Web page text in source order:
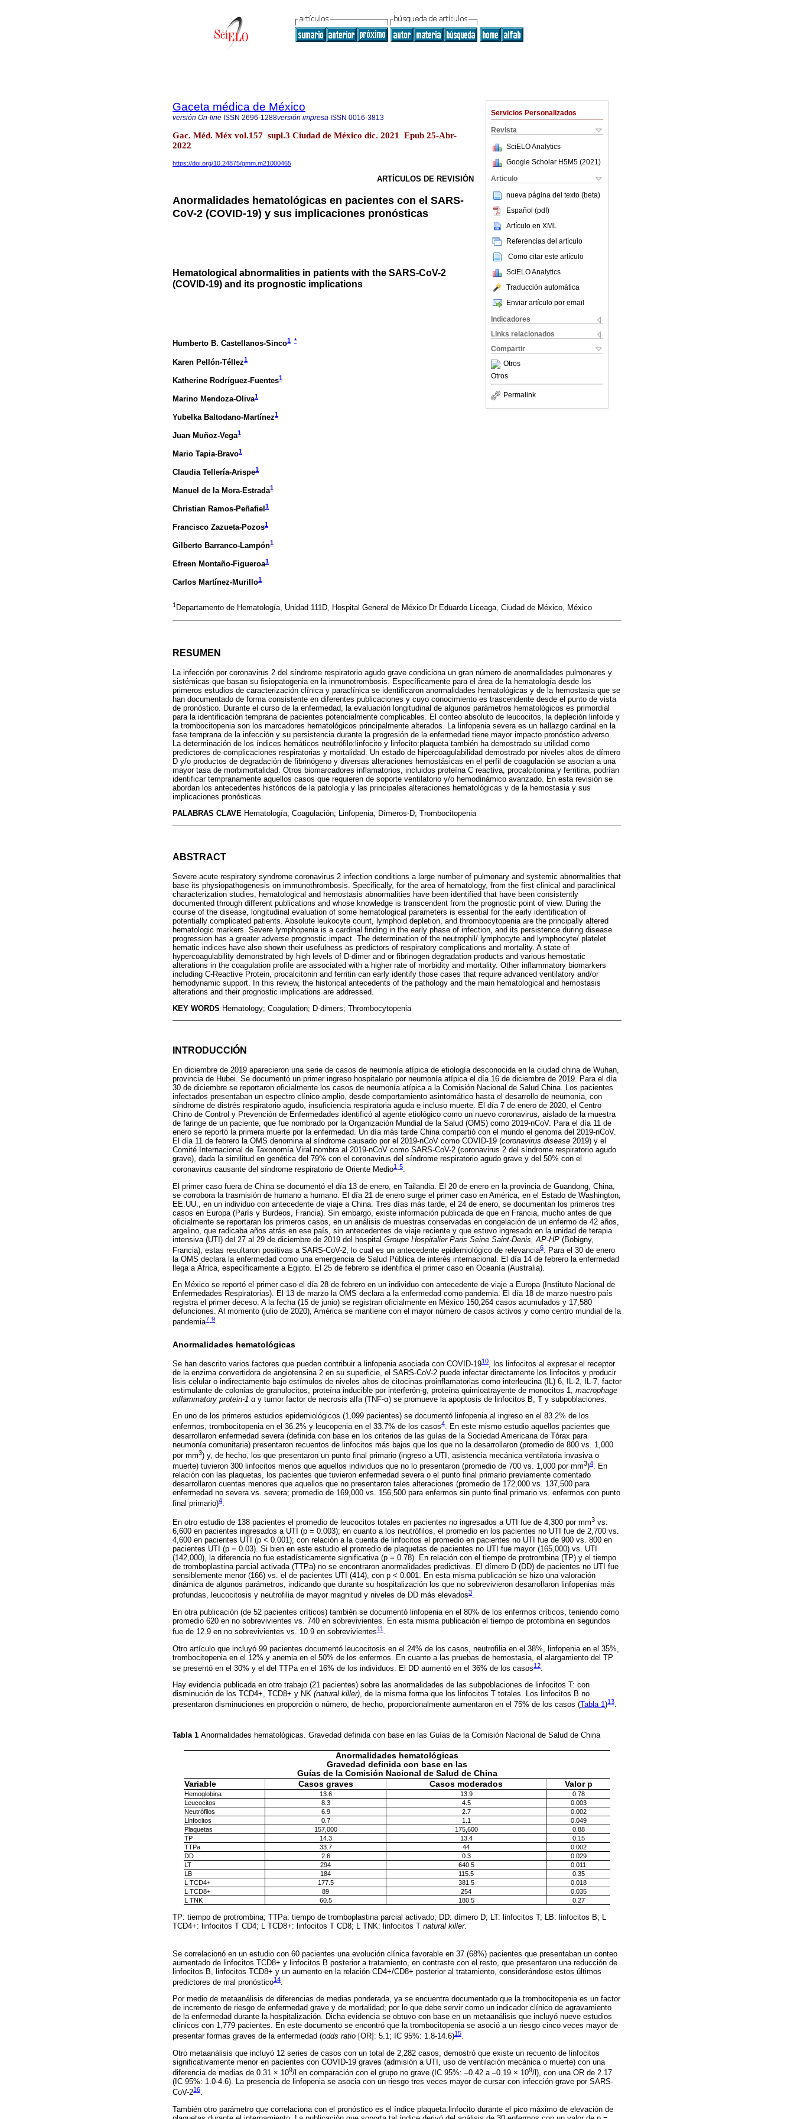
Servicios Personalizados
Revista
SciELO Analytics
Google Scholar H5M5 (2021 )
Articulo
nueva página del texto (beta)
Español (pdf)
Artículo en XML
Referencias del artículo
Como citar este artículo
SciELO Analytics
Traducción automática
Enviar artículo por email
Indicadores
Links relacionados
Compartir
Otros
Otros
Permalink
Gaceta médica de México
versión On-line ISSN 2696-1288versión impresa ISSN 0016-3813
Gac. Méd. Méx vol.157 supl.3 Ciudad de México dic. 2021 Epub 25-Abr-
2022
https://doi.org/10.24875/gmm.m21000465
ARTÍCULOS DE REVISIÓN
Anormalidades hematológicas en pacientes con el SARS-
CoV-2 (COVID-19) y sus implicaciones pronósticas
Hematological abnormalities in patients with the SARS-CoV-2
(COVID-19) and its prognostic implications
Humberto B. Castellanos-Sinco1 *
Karen Pellón-Téllez1
Katherine Rodríguez-Fuentes1
Marino Mendoza-Oliva1
Yubelka Baltodano-Martínez1
Juan Muñoz-Vega1
Mario Tapia-Bravo1
Claudia Tellería-Arispe1
Manuel de la Mora-Estrada1
Christian Ramos-Peñafiel 1
Francisco Zazueta-Pozos1
Gilberto Barranco-Lampón1
Efreen Montaño-Figueroa1
Carlos Martínez-Murillo1
1 Departamento de Hematología, Unidad 111D, Hospital General de México Dr Eduardo Liceaga, Ciudad de México, México
RESUMEN
La infección por coronavirus 2 del síndrome respiratorio agudo grave condiciona un gran número de anormalidades pulmonares y
sistémicas que basan su fisiopatogenia en la inmunotrombosis. Específicamente para el área de la hematología desde los
primeros estudios de caracterización clínica y paraclínica se identificaron anormalidades hematológicas y de la hemostasia que se
han documentado de forma consistente en diferentes publicaciones y cuyo conocimiento es trascendente desde el punto de vista
de pronóstico. Durante el curso de la enfermedad, la evaluación longitudinal de algunos parámetros hematológicos es primordial
para la identificación temprana de pacientes potencialmente complicables. El conteo absoluto de leucocitos, la depleción linfoide y
la trombocitopenia son los marcadores hematológicos principalmente alterados. La linfopenia severa es un hallazgo cardinal en la
fase temprana de la infección y su persistencia durante la progresión de la enfermedad tiene mayor impacto pronóstico adverso.
La determinación de los índices hemáticos neutrófilo:linfocito y linfocito:plaqueta también ha demostrado su utilidad como
predictores de complicaciones respiratorias y mortalidad. Un estado de hipercoagulabilidad demostrado por niveles altos de dímero
D y/o productos de degradación de fibrinógeno y diversas alteraciones hemostásicas en el perfil de coagulación se asocian a una
mayor tasa de morbimortalidad. Otros biomarcadores inflamatorios, incluidos proteína C reactiva, procalcitonina y ferritina, podrían
identificar tempranamente aquellos casos que requieren de soporte ventilatorio y/o hemodinámico avanzado. En esta revisión se
abordan los antecedentes históricos de la patología y las principales alteraciones hematológicas y de la hemostasia y sus
implicaciones pronósticas.
PALABRAS CLAVE Hematología; Coagulación; Linfopenia; Dímeros-D; Trombocitopenia
ABSTRACT
Severe acute respiratory syndrome coronavirus 2 infection conditions a large number of pulmonary and systemic abnormalities that
base its physiopathogenesis on immunothrombosis. Specifically, for the area of hematology, from the first clinical and paraclinical
characterization studies, hematological and hemostasis abnormalities have been identified that have been consistently
documented through different publications and whose knowledge is transcendent from the prognostic point of view. During the
course of the disease, longitudinal evaluation of some hematological parameters is essential for the early identification of
potentially complicated patients. Absolute leukocyte count, lymphoid depletion, and thrombocytopenia are the principally altered
hematologic markers. Severe lymphopenia is a cardinal finding in the early phase of infection, and its persistence during disease
progression has a greater adverse prognostic impact. The determination of the neutrophil/ lymphocyte and lymphocyte/ platelet
hematic indices have also shown their usefulness as predictors of respiratory complications and mortality. A state of
hypercoagulability demonstrated by high levels of D-dimer and or fibrinogen degradation products and various hemostatic
alterations in the coagulation profile are associated with a higher rate of morbidity and mortality. Other inflammatory biomarkers
including C-Reactive Protein, procalcitonin and ferritin can early identify those cases that require advanced ventilatory and/or
hemodynamic support. In this review, the historical antecedents of the pathology and the main hematological and hemostasis
alterations and their prognostic implications are addressed.
KEY WORDS Hematology; Coagulation; D-dimers; Thrombocytopenia
INTRODUCCIÓN
En diciembre de 2019 aparecieron una serie de casos de neumonía atípica de etiología desconocida en la ciudad china de Wuhan,
provincia de Hubei. Se documentó un primer ingreso hospitalario por neumonía atípica el día 16 de diciembre de 2019. Para el día
30 de diciembre se reportaron oficialmente los casos de neumonía atípica a la Comisión Nacional de Salud China. Los pacientes
infectados presentaban un espectro clínico amplio, desde comportamiento asintomático hasta el desarrollo de neumonía, con
síndrome de distrés respiratorio agudo, insuficiencia respiratoria aguda e incluso muerte. El día 7 de enero de 2020, el Centro
Chino de Control y Prevención de Enfermedades identificó al agente etiológico como un nuevo coronavirus, aislado de la muestra
de faringe de un paciente, que fue nombrado por la Organización Mundial de la Salud (OMS) como 2019-nCoV. Para el día 11 de
enero se reportó la primera muerte por la enfermedad. Un día más tarde China compartió con el mundo el genoma del 2019-nCoV.
El día 11 de febrero la OMS denomina al síndrome causado por el 2019-nCoV como COVID-19 (coronavirus disease 2019) y el
Comité Internacional de Taxonomía Viral nombra al 2019-nCoV como SARS-CoV-2 (coronavirus 2 del síndrome respiratorio agudo
grave), dada la similitud en genética del 79% con el coronavirus del síndrome respiratorio agudo grave y del 50% con el
coronavirus causante del síndrome respiratorio de Oriente Medio1-5.
El primer caso fuera de China se documentó el día 13 de enero, en Tailandia. El 20 de enero en la provincia de Guandong, China,
se corrobora la trasmisión de humano a humano. El día 21 de enero surge el primer caso en América, en el Estado de Washington,
EE.UU., en un individuo con antecedente de viaje a China. Tres días más tarde, el 24 de enero, se documentan los primeros tres
casos en Europa (París y Burdeos, Francia). Sin embargo, existe información publicada de que en Francia, mucho antes de que
oficialmente se reportaran los primeros casos, en un análisis de muestras conservadas en congelación de un enfermo de 42 años,
argelino, que radicaba años atrás en ese país, sin antecedentes de viaje reciente y que estuvo ingresado en la unidad de terapia
intensiva (UTI) del 27 al 29 de diciembre de 2019 del hospital Groupe Hospitalier Paris Seine Saint-Denis, AP-HP (Bobigny,
Francia), estas resultaron positivas a SARS-CoV-2, lo cual es un antecedente epidemiológico de relevancia6
. Para el 30 de enero
la OMS declara la enfermedad como una emergencia de Salud Pública de interés internacional. El día 14 de febrero la enfermedad
llega a África, específicamente a Egipto. El 25 de febrero se identifica el primer caso en Oceanía (Australia).
En México se reportó el primer caso el día 28 de febrero en un individuo con antecedente de viaje a Europa (Instituto Nacional de
Enfermedades Respiratorias). El 13 de marzo la OMS declara a la enfermedad como pandemia. El día 18 de marzo nuestro país
registra el primer deceso. A la fecha (15 de junio) se registran oficialmente en México 150,264 casos acumulados y 17,580
defunciones. Al momento (julio de 2020), América se mantiene con el mayor número de casos activos y como centro mundial de la
pandemia7-9.
Anormalidades hematológicas
Se han descrito varios factores que pueden contribuir a linfopenia asociada con COVID-1910, los linfocitos al expresar el receptor
de la enzima convertidora de angiotensina 2 en su superficie, el SARS-CoV-2 puede infectar directamente los linfocitos y producir
lisis celular o indirectamente bajo estímulos de niveles altos de citocinas proinflamatorias como interleucina (IL) 6, IL-2, IL-7, factor
estimulante de colonias de granulocitos, proteína inducible por interferón-g, proteína quimioatrayente de monocitos 1, macrophage
inflammatory protein-1 αy tumor factor de necrosis alfa (TNF-α) se promueve la apoptosis de linfocitos B, T y subpoblaciones.
En uno de los primeros estudios epidemiológicos (1,099 pacientes) se documentó linfopenia al ingreso en el 83.2% de los
enfermos, trombocitopenia en el 36.2% y leucopenia en el 33.7% de los casos4. En este mismo estudio aquellos pacientes que
desarrollaron enfermedad severa (definida con base en los criterios de las guías de la Sociedad Americana de Tórax para
neumonía comunitaria) presentaron recuentos de linfocitos más bajos que los que no la desarrollaron (promedio de 800 vs. 1,000
por mm3) y, de hecho, los que presentaron un punto final primario (ingreso a UTI, asistencia mecánica ventilatoria invasiva o
muerte) tuvieron 300 linfocitos menos que aquellos individuos que no lo presentaron (promedio de 700 vs. 1,000 por mm3)4. En
relación con las plaquetas, los pacientes que tuvieron enfermedad severa o el punto final primario previamente comentado
desarrollaron cuentas menores que aquellos que no presentaron tales alteraciones (promedio de 172,000 vs. 137,500 para
enfermedad no severa vs. severa; promedio de 169,000 vs. 156,500 para enfermos sin punto final primario vs. enfermos con punto
final primario)4.
En otro estudio de 138 pacientes el promedio de leucocitos totales en pacientes no ingresados a UTI fue de 4,300 por mm3 vs.
6,600 en pacientes ingresados a UTI (p = 0.003); en cuanto a los neutrófilos, el promedio en los pacientes no UTI fue de 2,700 vs.
4,600 en pacientes UTI (p < 0.001); con relación a la cuenta de linfocitos el promedio en pacientes no UTI fue de 900 vs. 800 en
pacientes UTI (p = 0.03). Si bien en este estudio el promedio de plaquetas de pacientes no UTI fue mayor (165,000) vs. UTI
(142,000), la diferencia no fue estadísticamente significativa (p = 0.78). En relación con el tiempo de protrombina (TP) y el tiempo
de tromboplastina parcial activada (TTPa) no se encontraron anormalidades predictivas. El dímero D (DD) de pacientes no UTI fue
sensiblemente menor (166) vs. el de pacientes UTI (414), con p < 0.001. En esta misma publicación se hizo una valoración
dinámica de algunos parámetros, indicando que durante su hospitalización los que no sobrevivieron desarrollaron linfopenias más
profundas, leucocitosis y neutrofilia de mayor magnitud y niveles de DD más elevados3.
En otra publicación (de 52 pacientes críticos) también se documentó linfopenia en el 80% de los enfermos críticos, teniendo como
promedio 620 en no sobrevivientes vs. 740 en sobrevivientes. En esta misma publicación el tiempo de protombina en segundos
fue de 12.9 en no sobrevivientes vs. 10.9 en sobrevivientes11 .
Otro artículo que incluyó 99 pacientes documentó leucocitosis en el 24% de los casos, neutrofilia en el 38%, linfopenia en el 35%,
trombocitopenia en el 12% y anemia en el 50% de los enfermos. En cuanto a las pruebas de hemostasia, el alargamiento del TP
se presentó en el 30% y el del TTPa en el 16% de los individuos. El DD aumentó en el 36% de los casos12.
Hay evidencia publicada en otro trabajo (21 pacientes) sobre las anormalidades de las subpoblaciones de linfocitos T: con
disminución de los TCD4+, TCD8+ y NK (natural killer), de la misma forma que los linfocitos T totales. Los linfocitos B no
presentaron disminuciones en proporción o número, de hecho, proporcionalmente aumentaron en el 75% de los casos (Tabla 1)13.
Tabla 1 Anormalidades hematológicas. Gravedad definida con base en las Guías de la Comisión Nacional de Salud de China
Anormalidades hematológicas
Gravedad definida con base en las
Guías de la Comisión Nacional de Salud de China
Variable
Casos graves Casos moderados Valor p
Hemoglobina 13.6 13.9
0.78
Leucocitos
8.3 4.5
0.003
Neutrófilos
6.9 2.7
0.002
Linfocitos
0.7 1.1
0.049
Plaquetas
157,000 175,600
0.88
TP
14.3 13.4
0.15
TTPa
33.7 44
0.002
DD
2.6 0.3
0.029
LT
294 640.5
0.011
LB
184 115.5
0.35
L TCD4+
177.5 381.5
0.018
L TCD8+
89 254
0.035
L TNK
60.5 180.5 0.27
TP: tiempo de protrombina; TTPa: tiempo de tromboplastina parcial activado; DD: dímero D; LT: linfocitos T; LB: linfocitos B; L
TCD4+: linfocitos T CD4; L TCD8+: linfocitos T CD8; L TNK: linfocitos T natural killer.
Se correlacionó en un estudio con 60 pacientes una evolución clínica favorable en 37 (68%) pacientes que presentaban un conteo
aumentado de linfocitos TCD8+ y linfocitos B posterior a tratamiento, en contraste con el resto, que presentaron una reducción de
linfocitos B, linfocitos TCD8+ y un aumento en la relación CD4+/CD8+ posterior al tratamiento, considerándose estos últimos
predictores de mal pronóstico14.
Por medio de metaanálisis de diferencias de medias ponderada, ya se encuentra documentado que la trombocitopenia es un factor
de incremento de riesgo de enfermedad grave y de mortalidad; por lo que debe servir como un indicador clínico de agravamiento
de la enfermedad durante la hospitalización. Dicha evidencia se obtuvo con base en un metaanálisis que incluyó nueve estudios
clínicos con 1,779 pacientes. En este documento se encontró que la trombocitopenia se asoció a un riesgo cinco veces mayor de
presentar formas graves de la enfermedad (odds ratio [OR]: 5.1; IC 95%: 1.8-14.6)15.
Otro metaanálisis que incluyó 12 series de casos con un total de 2,282 casos, demostró que existe un recuento de linfocitos
significativamente menor en pacientes con COVID-19 graves (admisión a UTI, uso de ventilación mecánica o muerte) con una
diferencia de medias de 0.31 × 109/l en comparación con el grupo no grave (IC 95%: –0.42 a –0.19 × 109/l), con una OR de 2.17
(IC 95%: 1.0-4.6). La presencia de linfopenia se asocia con un riesgo tres veces mayor de cursar con infección grave por SARS-
CoV-216.
También otro parámetro que correlaciona con el pronóstico es el índice plaqueta:linfocito durante el pico máximo de elevación de